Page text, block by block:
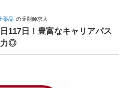
薬品 の薬剤師求人
117日！豊富なキャリアパス
力◎